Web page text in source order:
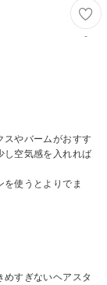
-
スやバームがおすす
し空気感を入れれば
使うとよりでま
めすぎないヘアスタ